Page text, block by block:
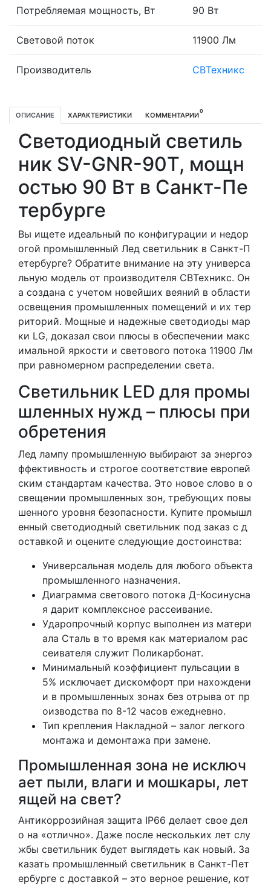
Потребляемая мощность, Вт 90 Вт
Световой поток 11900 Лм
Производитель СВТехникс
ОПИСАНИЕ ХАРАКТЕРИСТИКИ КОММЕНТАРИИ0
Светодиодный светиль
ник SV-GNR-90T, мощн
остью 90 Вт в Санкт-Пе
тербурге
Вы ищете идеальный по конфигурации и недор
огой промышленный Лед светильник в Санкт-П
етербурге? Обратите внимание на эту универса
льную модель от производителя СВТехникс. Он
а создана с учетом новейших веяний в области
освещения промышленных помещений и их тер
риторий. Мощные и надежные светодиоды мар
ки LG, доказал свои плюсы в обеспечении макс
имальной яркости и светового потока 11900 Лм
при равномерном распределении света.
Светильник LED для промы
шленных нужд – плюсы при
обретения
Лед лампу промышленную выбирают за энергоэ
ффективность и строгое соответствие европей
ским стандартам качества. Это новое слово в о
свещении промышленных зон, требующих повы
шенного уровня безопасности. Купите промышл
енный светодиодный светильник под заказ с д
оставкой и оцените следующие достоинства:
Универсальная модель для любого объекта
промышленного назначения.
Диаграмма светового потока Д-Косинусна
я дарит комплексное рассеивание.
Ударопрочный корпус выполнен из матери
ала Сталь в то время как материалом рас
сеивателя служит Поликарбонат.
Минимальный коэффициент пульсации в
5% исключает дискомфорт при нахождени
и в промышленных зонах без отрыва от пр
оизводства по 8-12 часов ежедневно.
Тип крепления Накладной – залог легкого
монтажа и демонтажа при замене.
Промышленная зона не исключ
ает пыли, влаги и мошкары, лет
ящей на свет?
Антикоррозийная защита IP66 делает свое дел
о на «отлично». Даже после нескольких лет слу
жбы светильник будет выглядеть как новый. За
казать промышленный светильник в Санкт-Пет
ербурге с доставкой – это верное решение, кот